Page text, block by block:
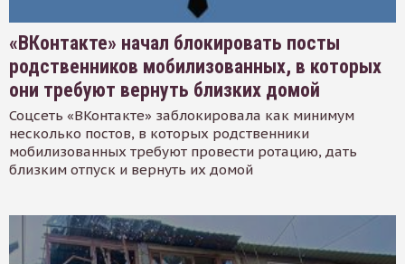
«ВКонтакте» начал блокировать посты
родственников мобилизованных, в которых
они требуют вернуть близких домой
Соцсеть «ВКонтакте» заблокировала как минимум
несколько постов, в которых родственники
мобилизованных требуют провести ротацию, дать
близким отпуск и вернуть их домой